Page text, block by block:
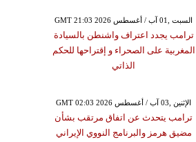
GMT 21:03 2026 السبت ,01 آب / أغسطس
ترامب يجدد اعتراف واشنطن بالسيادة
المغربية على الصحراء و إقتراحها للحكم
الذاتي
GMT 02:03 2026 الإثنين ,03 آب / أغسطس
ترامب يتحدث عن اتفاق مرتقب بشأن
مضيق هرمز والبرنامج النووي الإيراني